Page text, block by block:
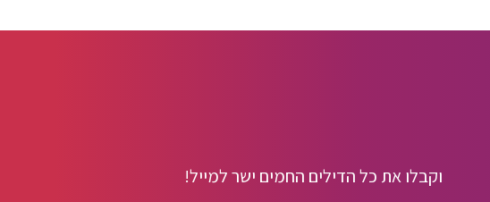
וקבלו את כל הדילים החמים ישר למייל!